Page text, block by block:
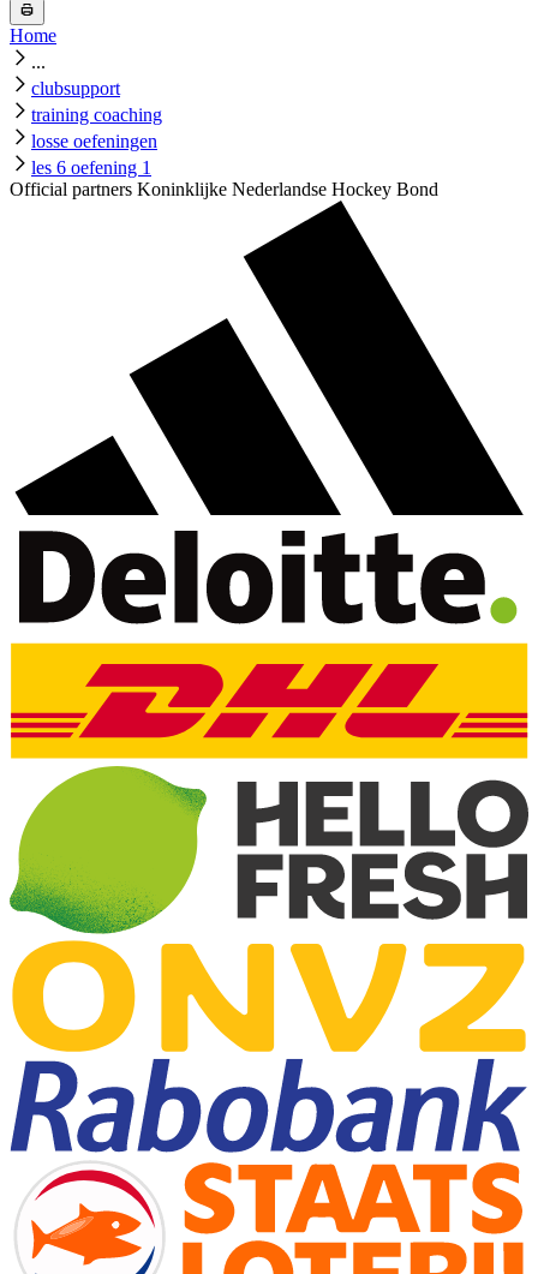
Home
...
clubsupport
training coaching
losse oefeningen
les 6 oefening 1
Official partners Koninklijke Nederlandse Hockey Bond